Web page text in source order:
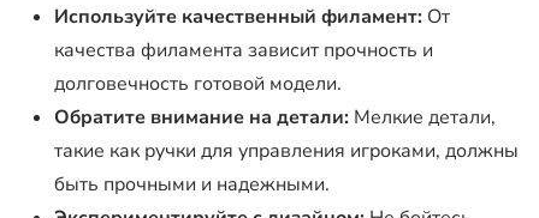
Используйте качественный филамент: От
качества филамента зависит прочность и
долговечность готовой модели.
Обратите внимание на детали: Мелкие детали,
такие как ручки для управления игроками, должны
быть прочными и надежными.